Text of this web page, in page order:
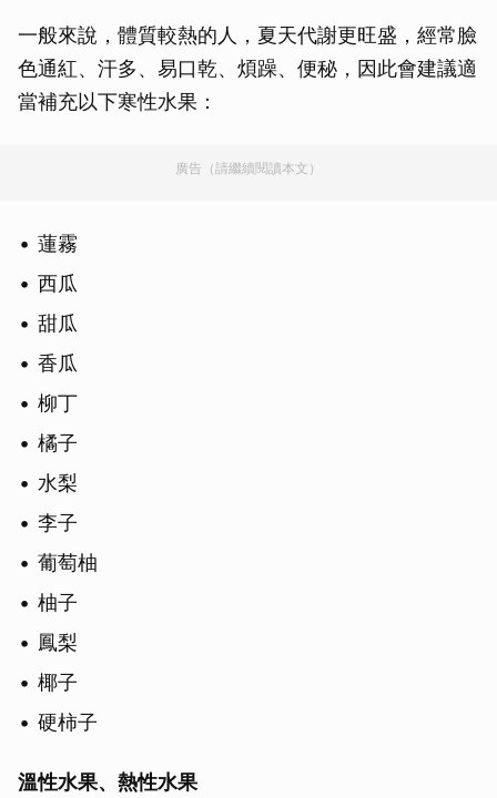
一般來說，體質較熱的人，夏天代謝更旺盛，經常臉
色通紅、汗多、易口乾、煩躁、便秘，因此會建議適
當補充以下寒性水果：
廣告（請繼續閱讀本文）
蓮霧
西瓜
甜瓜
香瓜
柳丁
橘子
水梨
李子
葡萄柚
柚子
鳳梨
椰子
硬柿子
溫性水果、熱性水果